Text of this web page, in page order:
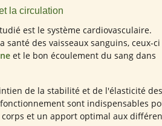
la circulation
est le système cardiovasculaire.
des vaisseaux sanguins, ceux-ci
et le bon écoulement du sang dans
de la stabilité et de l'élasticité des
sont indispensables
et un apport optimal aux